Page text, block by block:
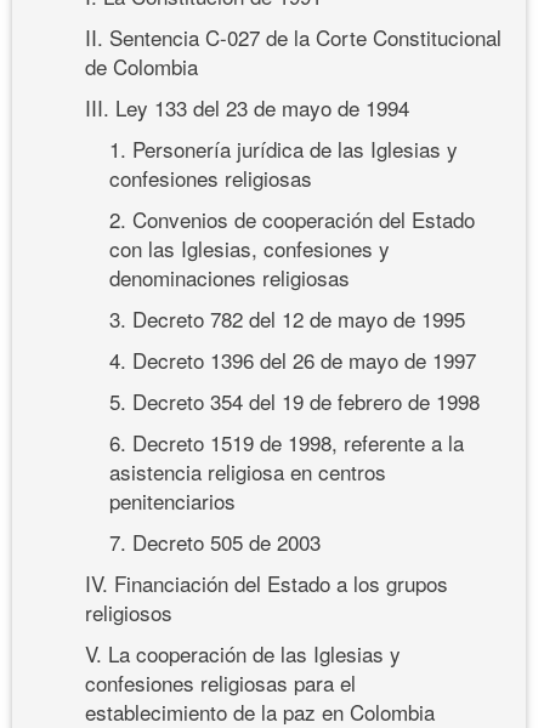
II. Sentencia C-027 de la Corte Constitucional
de Colombia
III. Ley 133 del 23 de mayo de 1994
1. Personería jurídica de las Iglesias y
confesiones religiosas
2. Convenios de cooperación del Estado
con las Iglesias, confesiones y
denominaciones religiosas
3. Decreto 782 del 12 de mayo de 1995
4. Decreto 1396 del 26 de mayo de 1997
5. Decreto 354 del 19 de febrero de 1998
6. Decreto 1519 de 1998, referente a la
asistencia religiosa en centros
penitenciarios
7. Decreto 505 de 2003
IV. Financiación del Estado a los grupos
religiosos
V. La cooperación de las Iglesias y
confesiones religiosas para el
establecimiento de la paz en Colombia